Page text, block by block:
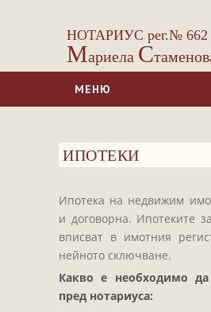
НОТАРИУС рег.№ 662
Мариела С
МЕНЮ
ЗА НАС
Сделки с недвижими
Сделки с МПС
Ипотеки
Удостоверявания
ИПОТЕКИ
Ипотека на недвижим
и договорна. Ипотеките
вписват в имотния
нейното сключване.
Какво е необходимо да
пред нотариуса: